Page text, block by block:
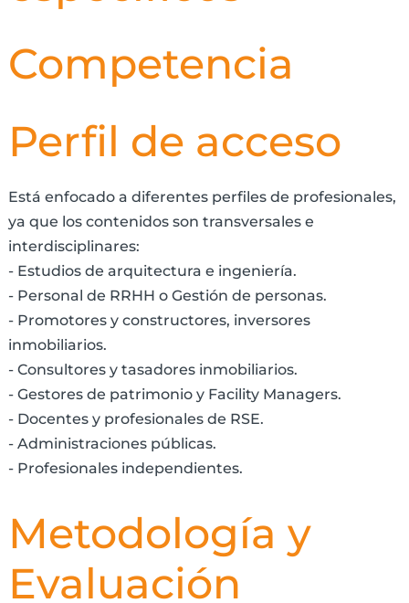
Competencia
Perfil de acceso
Está enfocado a diferentes perfiles de profesionales,
ya que los contenidos son transversales e
interdisciplinares:
- Estudios de arquitectura e ingeniería.
- Personal de RRHH o Gestión de personas.
- Promotores y constructores, inversores
inmobiliarios.
- Consultores y tasadores inmobiliarios.
- Gestores de patrimonio y Facility Managers.
- Docentes y profesionales de RSE.
- Administraciones públicas.
- Profesionales independientes.
Metodología y
Evaluación